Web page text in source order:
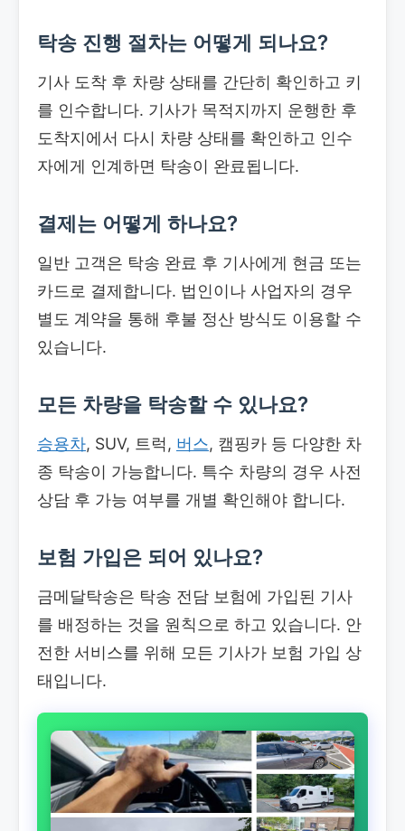
탁송 진행 절차는 어떻게 되나요?
기사 도착 후 차량 상태를 간단히 확인하고 키
를 인수합니다. 기사가 목적지까지 운행한 후
도착지에서 다시 차량 상태를 확인하고 인수
자에게 인계하면 탁송이 완료됩니다.
결제는 어떻게 하나요?
일반 고객은 탁송 완료 후 기사에게 현금 또는
카드로 결제합니다. 법인이나 사업자의 경우
별도 계약을 통해 후불 정산 방식도 이용할 수
있습니다.
모든 차량을 탁송할 수 있나요?
승용차, SUV, 트럭, 버스, 캠핑카 등 다양한 차
종 탁송이 가능합니다. 특수 차량의 경우 사전
상담 후 가능 여부를 개별 확인해야 합니다.
보험 가입은 되어 있나요?
금메달탁송은 탁송 전담 보험에 가입된 기사
를 배정하는 것을 원칙으로 하고 있습니다. 안
전한 서비스를 위해 모든 기사가 보험 가입 상
태입니다.